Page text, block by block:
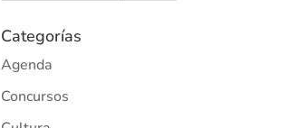
Categorías
Agenda
Concursos